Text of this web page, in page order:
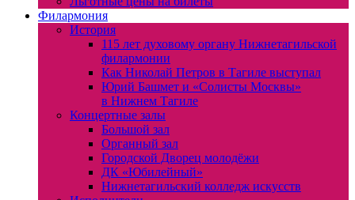
Филармония
История
115 лет духовому органу Нижнетагильской
филармонии
Как Николай Петров в Тагиле выступал
Юрий Башмет и «Солисты Москвы»
в Нижнем Тагиле
Концертные залы
Большой зал
Органный зал
Городской Дворец молодёжи
ДК «Юбилейный»
Нижнетагильский колледж искусств